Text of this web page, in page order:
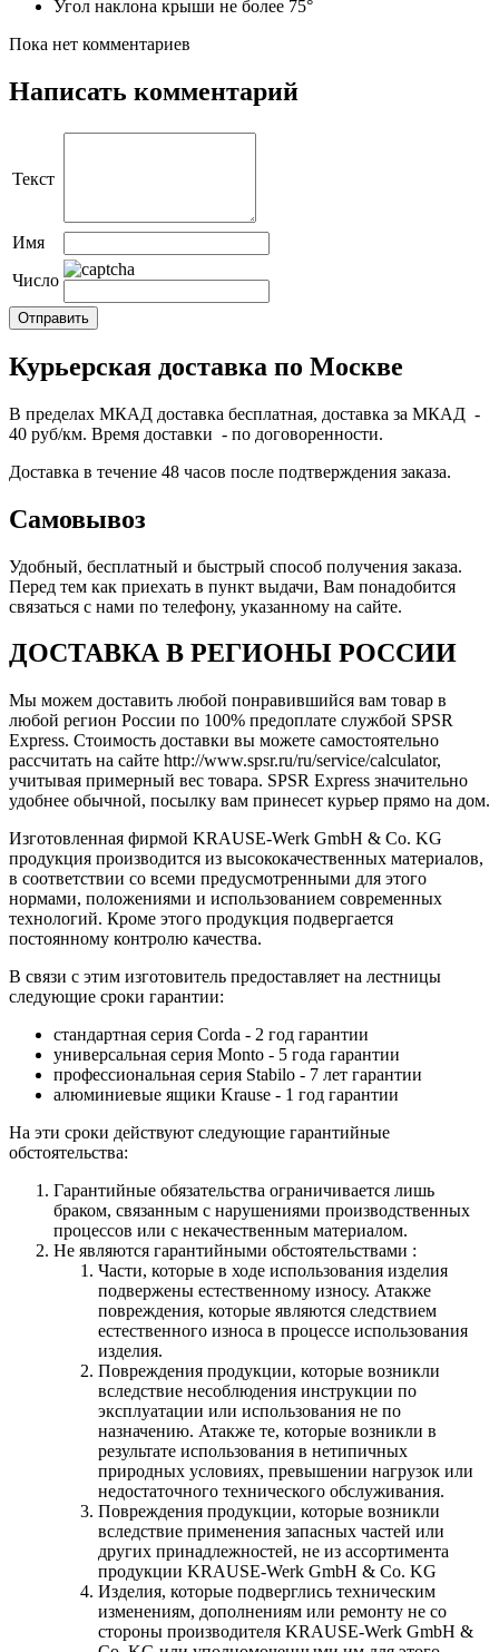
Угол наклона крыши не более 75°
Пока нет комментариев
Написать комментарий
Текст
Имя
Число
Курьерская доставка по Москве
В пределах МКАД доставка бесплатная, доставка за МКАД -
40 руб/км. Время доставки - по договоренности.
Доставка в течение 48 часов после подтверждения заказа.
Самовывоз
Удобный, бесплатный и быстрый способ получения заказа.
Перед тем как приехать в пункт выдачи, Вам понадобится
связаться с нами по телефону, указанному на сайте.
ДОСТАВКА В РЕГИОНЫ РОССИИ
Мы можем доставить любой понравившийся вам товар в
любой регион России по 100% предоплате службой SPSR
Express. Стоимость доставки вы можете самостоятельно
рассчитать на сайте http://www.spsr.ru/ru/service/calculator,
учитывая примерный вес товара. SPSR Express значительно
удобнее обычной, посылку вам принесет курьер прямо на дом.
Изготовленная фирмой KRAUSE-Werk GmbH & Со. KG
продукция производится из высококачественных материалов,
в соответствии со всеми предусмотренными для этого
нормами, положениями и использованием современных
технологий. Кроме этого продукция подвергается
постоянному контролю качества.
В связи с этим изготовитель предоставляет на лестницы
следующие сроки гарантии:
стандартная серия Corda - 2 год гарантии
универсальная серия Monto - 5 года гарантии
профессиональная серия Stabilo - 7 лет гарантии
алюминиевые ящики Krause - 1 год гарантии
На эти сроки действуют следующие гарантийные
обстоятельства:
Гарантийные обязательства ограничивается лишь
браком, связанным с нарушениями производственных
процессов или с некачественным материалом.
Не являются гарантийными обстоятельствами :
Части, которые в ходе использования изделия
подвержены естественному износу. Атакже
повреждения, которые являются следствием
естественного износа в процессе использования
изделия.
Повреждения продукции, которые возникли
вследствие несоблюдения инструкции по
эксплуатации или использования не по
назначению. Атакже те, которые возникли в
результате использования в нетипичных
природных условиях, превышении нагрузок или
недостаточного технического обслуживания.
Повреждения продукции, которые возникли
вследствие применения запасных частей или
других принадлежностей, не из ассортимента
продукции KRAUSE-Werk GmbH & Со. KG
Изделия, которые подверглись техническим
изменениям, дополнениям или ремонту не со
стороны производителя KRAUSE-Werk GmbH &